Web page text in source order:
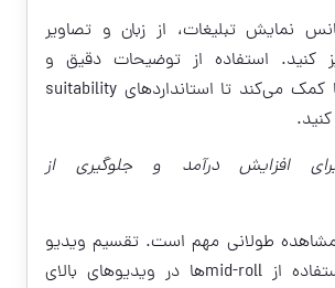
نمایش تبلیغات، از زبان و تصاویر
کنید. استفاده از توضیحات دقیق و
زیرنویس به شما کمک می‌کند تا استانداردهای suitability
افزایش درآمد و جلوگیری از
طولانی مهم است. تقسیم ویدیو
به فصل‌ها و استفاده از mid-rollها در ویدیوهای بالای